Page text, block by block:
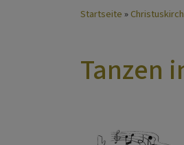
Startseite
Tanzen